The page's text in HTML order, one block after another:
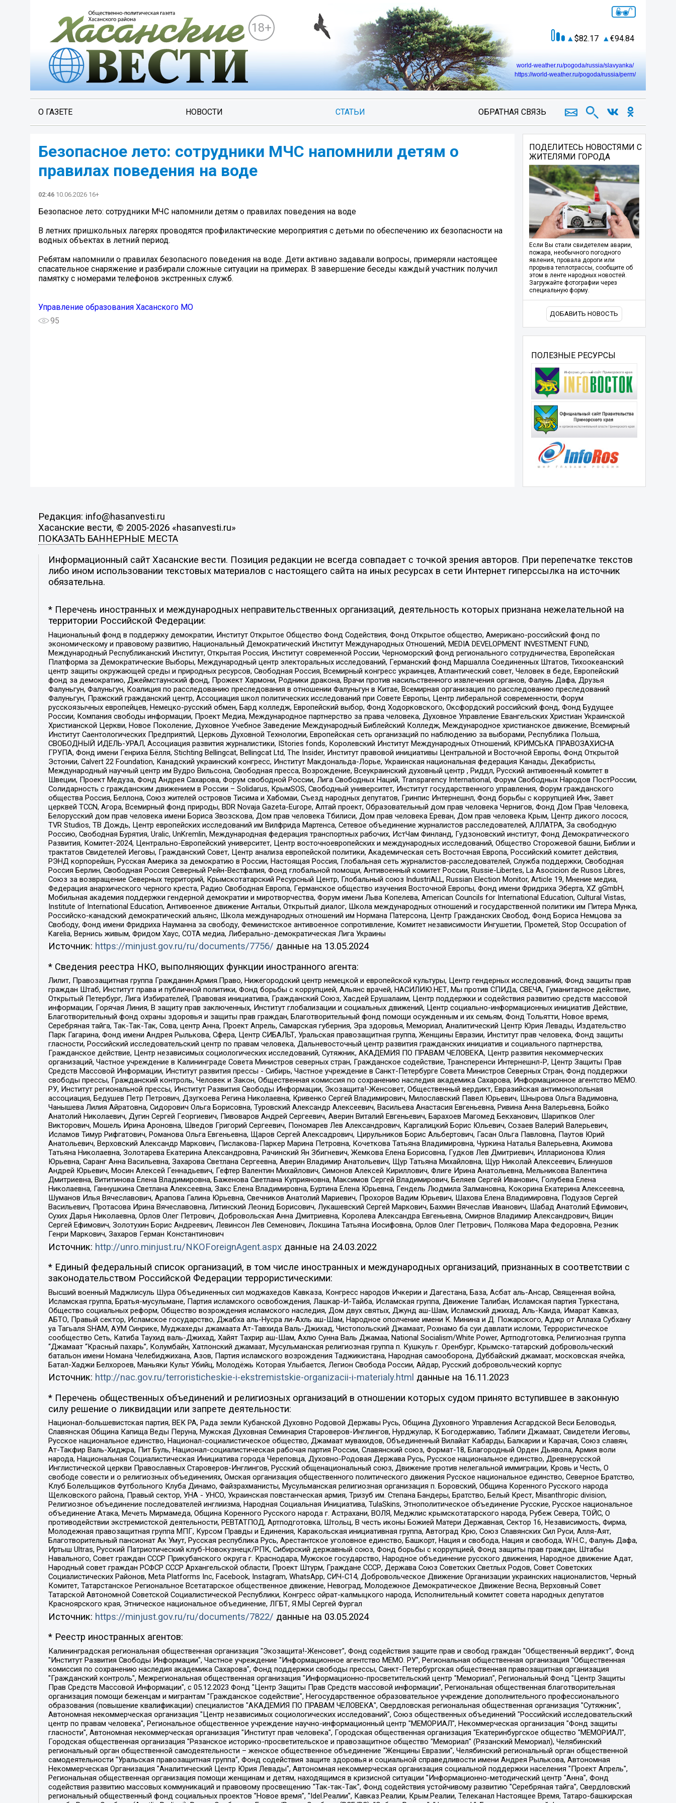
18+
82.17 94.84
world-weather.ru/pogoda/russia/slavyanka/
https://world-weather.ru/pogoda/russia/perm/
О ГАЗЕТЕ НОВОСТИ СТАТЬИ ОБРАТНАЯ СВЯЗЬ
Безопасное лето: сотрудники МЧС напомнили детям о
правилах поведения на воде
02:46 10.06.2026 16+
Безопасное лето: сотрудники МЧС напомнили детям о правилах поведения на воде
В летних пришкольных лагерях проводятся профилактические мероприятия с детьми по обеспечению их безопасности на
водных объектах в летний период.
Ребятам напомнили о правилах безопасного поведения на воде. Дети активно задавали вопросы, примеряли настоящее
спасательное снаряжение и разбирали сложные ситуации на примерах. В завершение беседы каждый участник получил
памятку с номерами телефонов экстренных служб.
Управление образования Хасанского МО
95
ПОДЕЛИТЕСЬ НОВОСТЯМИ С
ЖИТЕЛЯМИ ГОРОДА
Если Вы стали свидетелем аварии,
пожара, необычного погодного
явления, провала дороги или
прорыва теплотрассы, сообщите об
этом в ленте народных новостей.
Загружайте фотографии через
специальную форму.
ДОБАВИТЬ НОВОСТЬ
ПОЛЕЗНЫЕ РЕСУРСЫ
Редакция: info@hasanvesti.ru
Хасанские вести, © 2005-2026 «hasanvesti.ru»
ПОКАЗАТЬ БАННЕРНЫЕ МЕСТА
Информационный сайт Хасанские вести. Позиция редакции не всегда совпадает с точкой зрения авторов. При перепечатке текстов
либо ином использовании текстовых материалов с настоящего сайта на иных ресурсах в сети Интернет гиперссылка на источник
обязательна.
* Перечень иностранных и международных неправительственных организаций, деятельность которых признана нежелательной на
территории Российской Федерации:
Национальный фонд в поддержку демократии, Институт Открытое Общество Фонд Содействия, Фонд Открытое общество, Американо-российский фонд по
экономическому и правовому развитию, Национальный Демократический Институт Международных Отношений, MEDIA DEVELOPMENT INVESTMENT FUND,
Международный Республиканский Институт, Открытая Россия, Институт современной России, Черноморский фонд регионального сотрудничества, Европейская
Платформа за Демократические Выборы, Международный центр электоральных исследований, Германский фонд Маршалла Соединенных Штатов, Тихоокеанский
центр защиты окружающей среды и природных ресурсов, Свободная Россия, Всемирный конгресс украинцев, Атлантический совет, Человек в беде, Европейский
фонд за демократию, Джеймстаунский фонд, Прожект Хармони, Родники дракона, Врачи против насильственного извлечения органов, Фалунь Дафа, Друзья
Фалуньгун, Фалуньгун, Коалиция по расследованию преследования в отношении Фалуньгун в Китае, Всемирная организация по расследованию преследований
Фалуньгун, Пражский гражданский центр, Ассоциация школ политических исследований при Совете Европы, Центр либеральной современности, Форум
русскоязычных европейцев, Немецко-русский обмен, Бард колледж, Европейский выбор, Фонд Ходорковского, Оксфордский российский фонд, Фонд Будущее
России, Компания свободы информации, Проект Медиа, Международное партнерство за права человека, Духовное Управление Евангельских Христиан Украинской
Христианской Церкви, Новое Поколение, Духовное Учебное Заведение Международный Библейский Колледж, Международное христианское движение, Всемирный
Институт Саентологических Предприятий, Церковь Духовной Технологии, Европейская сеть организаций по наблюдению за выборами, Республика Польша,
СВОБОДНЫЙ ИДЕЛЬ-УРАЛ, Ассоциация развития журналистики, IStories fonds, Королевский Институт Международных Отношений, КРИМСЬКА ПРАВОЗАХИСНА
ГРУПА, Фонд имени Генриха Бёлля, Stichting Bellingcat, Bellingcat Ltd, The Insider, Институт правовой инициативы Центральной и Восточной Европы, Фонд Открытой
Эстонии, Calvert 22 Foundation, Канадский украинский конгресс, Институт Макдональда-Лорье, Украинская национальная федерация Канады, Декабристы,
Международный научный центр им Вудро Вильсона, Свободная пресса, Возрождение, Всеукраинский духовный центр , Риддл, Русский антивоенный комитет в
Швеции, Проект Медуза, Фонд Андрея Сахарова, Форум свободной России, Лига Свободных Наций, Transparеncy International, Форум Свободных Народов ПостРоссии,
Солидарность с гражданским движением в России – Solidarus, КрымSOS, Свободный университет, Институт государственного управления, Форум гражданского
общества Россия, Беллона, Союз жителей островов Тисима и Хабомаи, Съезд народных депутатов, Гринпис Интернешнл, Фонд борьбы с коррупцией Инк, Завет
церквей TCCN, Агора, Всемирный фонд природы, BDR Novaja Gazeta-Europe, Алтай проект, Образовательный дом прав человека Чернигов, Фонд Дом Прав Человека,
Белорусский дом прав человека имени Бориса Звозскова, Дом прав человека Тбилиси, Дом прав человека Ереван, Дом прав человека Крым, Центр дикого лосося,
TVR Studios, ТВ Дождь, Центр европейских исследований им Вилфрида Мартенса, Сетевое объединение журналистов расследователей, АЛЛАТРА, За свободную
Россию, Свободная Бурятия, Uralic, UnKremlin, Международная федерация транспортных рабочих, ИстЧам Финланд, Гудзоновский институт, Фонд Демократического
Развития, Комитет-2024, Центрально-Европейский университет, Центр восточноевропейских и международных исследований, Общество Сторожевой башни, Библии и
трактатов Свидетелей Иеговы, Гражданский Совет, Центр анализа европейской политики, Академическая сеть Восточная Европа, Российский комитет действия,
РЭНД корпорейшн, Русская Америка за демократию в России, Настоящая Россия, Глобальная сеть журналистов-расследователей, Служба поддержки, Свободная
Россия Берлин, Свободная Россия Северный Рейн-Вестфалия, Фонд глобальной помощи, Антивоенный комитет России, Russie-Libertes, La Asocicion de Rusos Libres,
Союз за возвращение Северных территорий, Крымскотатарский Ресурсный Центр, Глобальный союз IndustriALL, Russian Election Monitor, Article 19, Мнение медиа,
Федерация анархического черного креста, Радио Свободная Европа, Германское общество изучения Восточной Европы, Фонд имени Фридриха Эберта, XZ gGmbH,
Мобильная академия поддержки гендерной демократии и миротворчества, Форум имени Льва Копелева, American Councils for International Education, Cultural Vistas,
Institute of International Education, Антивоенное движение Антальи, Открытый диалог, Школа международных отношений и государственной политики им Питера Мунка,
Российско-канадский демократический альянс, Школа международных отношений им Нормана Патерсона, Центр Гражданских Свобод, Фонд Бориса Немцова за
Свободу, Фонд имени Фридриха Науманна за свободу, Феминистское антивоенное сопротивление, Комитет независимости Ингушетии, Прометей, Stop Occupation of
Karelia, Вернись живым, Фридом Хаус, СОТА медиа, Либерально-демократическая Лига Украины
Источник: https://minjust.gov.ru/ru/documents/7756/ данные на 13.05.2024
* Сведения реестра НКО, выполняющих функции иностранного агента:
Лилит, Правозащитная группа Гражданин.Армия.Право, Нижегородский центр немецкой и европейской культуры, Центр гендерных исследований, Фонд защиты прав
граждан Штаб, Институт права и публичной политики, Фонд борьбы с коррупцией, Альянс врачей, НАСИЛИЮ.НЕТ, Мы против СПИДа, СВЕЧА, Гуманитарное действие,
Открытый Петербург, Лига Избирателей, Правовая инициатива, Гражданский Союз, Хасдей Ерушалаим, Центр поддержки и содействия развитию средств массовой
информации, Горячая Линия, В защиту прав заключенных, Институт глобализации и социальных движений, Центр социально-информационных инициатив Действие,
Благотворительный фонд охраны здоровья и защиты прав граждан, Благотворительный фонд помощи осужденным и их семьям, Фонд Тольятти, Новое время,
Серебряная тайга, Так-Так-Так, Сова, центр Анна, Проект Апрель, Самарская губерния, Эра здоровья, Мемориал, Аналитический Центр Юрия Левады, Издательство
Парк Гагарина, Фонд имени Андрея Рылькова, Сфера, Центр СИБАЛЬТ, Уральская правозащитная группа, Женщины Евразии, Институт прав человека, Фонд защиты
гласности, Российский исследовательский центр по правам человека, Дальневосточный центр развития гражданских инициатив и социального партнерства,
Гражданское действие, Центр независимых социологических исследований, Сутяжник, АКАДЕМИЯ ПО ПРАВАМ ЧЕЛОВЕКА, Центр развития некоммерческих
организаций, Частное учреждение в Калининграде Совета Министров северных стран, Гражданское содействие, Трансперенси Интернешнл-Р, Центр Защиты Прав
Средств Массовой Информации, Институт развития прессы - Сибирь, Частное учреждение в Санкт-Петербурге Совета Министров Северных Стран, Фонд поддержки
свободы прессы, Гражданский контроль, Человек и Закон, Общественная комиссия по сохранению наследия академика Сахарова, Информационное агентство МЕМО.
РУ, Институт региональной прессы, Институт Развития Свободы Информации, Экозащита!-Женсовет, Общественный вердикт, Евразийская антимонопольная
ассоциация, Бедушев Петр Петрович, Дзугкоева Регина Николаевна, Кривенко Сергей Владимирович, Милославский Павел Юрьевич, Шнырова Ольга Вадимовна,
Чанышева Лилия Айратовна, Сидорович Ольга Борисовна, Туровский Александр Алексеевич, Васильева Анастасия Евгеньевна, Ривина Анна Валерьевна, Бойко
Анатолий Николаевич, Дугин Сергей Георгиевич, Пивоваров Андрей Сергеевич, Аверин Виталий Евгеньевич, Барахоев Магомед Бекханович, Шарипков Олег
Викторович, Мошель Ирина Ароновна, Шведов Григорий Сергеевич, Пономарев Лев Александрович, Каргалицкий Борис Юльевич, Созаев Валерий Валерьевич,
Исламов Тимур Рифгатович, Романова Ольга Евгеньевна, Щаров Сергей Алексадрович, Цирульников Борис Альбертович, Гасан Ольга Павловна, Паутов Юрий
Анатольевич, Верховский Александр Маркович, Пислакова-Паркер Марина Петровна, Кочеткова Татьяна Владимировна, Чуркина Наталья Валерьевна, Акимова
Татьяна Николаевна, Золотарева Екатерина Александровна, Рачинский Ян Збигневич, Жемкова Елена Борисовна, Гудков Лев Дмитриевич, Илларионова Юлия
Юрьевна, Саранг Анна Васильевна, Захарова Светлана Сергеевна, Аверин Владимир Анатольевич, Щур Татьяна Михайловна, Щур Николай Алексеевич, Блинушов
Андрей Юрьевич, Мосин Алексей Геннадьевич, Гефтер Валентин Михайлович, Симонов Алексей Кириллович, Флиге Ирина Анатольевна, Мельникова Валентина
Дмитриевна, Вититинова Елена Владимировна, Баженова Светлана Куприяновна, Максимов Сергей Владимирович, Беляев Сергей Иванович, Голубева Елена
Николаевна, Ганнушкина Светлана Алексеевна, Закс Елена Владимировна, Буртина Елена Юрьевна, Гендель Людмила Залмановна, Кокорина Екатерина Алексеевна,
Шуманов Илья Вячеславович, Арапова Галина Юрьевна, Свечников Анатолий Мариевич, Прохоров Вадим Юрьевич, Шахова Елена Владимировна, Подузов Сергей
Васильевич, Протасова Ирина Вячеславовна, Литинский Леонид Борисович, Лукашевский Сергей Маркович, Бахмин Вячеслав Иванович, Шабад Анатолий Ефимович,
Сухих Дарья Николаевна, Орлов Олег Петрович, Добровольская Анна Дмитриевна, Королева Александра Евгеньевна, Смирнов Владимир Александрович, Вицин
Сергей Ефимович, Золотухин Борис Андреевич, Левинсон Лев Семенович, Локшина Татьяна Иосифовна, Орлов Олег Петрович, Полякова Мара Федоровна, Резник
Генри Маркович, Захаров Герман Константинович
Источник: http://unro.minjust.ru/NKOForeignAgent.aspxданные на 24.03.2022
* Единый федеральный список организаций, в том числе иностранных и международных организаций, признанных в соответствии с
законодательством Российской Федерации террористическими:
Высший военный Маджлисуль Шура Объединенных сил моджахедов Кавказа, Конгресс народов Ичкерии и Дагестана, База, Асбат аль-Ансар, Священная война,
Исламская группа, Братья-мусульмане, Партия исламского освобождения, Лашкар-И-Тайба, Исламская группа, Движение Талибан, Исламская партия Туркестана,
Общество социальных реформ, Общество возрождения исламского наследия, Дом двух святых, Джунд аш-Шам, Исламский джихад, Аль-Каида, Имарат Кавказ,
АБТО, Правый сектор, Исламское государство, Джабха аль-Нусра ли-Ахль аш-Шам, Народное ополчение имени К. Минина и Д. Пожарского, Аджр от Аллаха Субхану
уа Тагьаля SHAM, АУМ Синрике, Муджахеды джамаата Ат-Тавхида Валь-Джихад, Чистопольский Джамаат, Рохнамо ба суи давлати исломи, Террористическое
сообщество Сеть, Катиба Таухид валь-Джихад, Хайят Тахрир аш-Шам, Ахлю Сунна Валь Джамаа, National Socialism/White Power, Артподготовка, Религиозная группа
“Джамаат “Красный пахарь”, Колумбайн, Хатлонский джамаат, Мусульманская религиозная группа п. Кушкуль г. Оренбург, Крымско-татарский добровольческий
батальон имени Номана Челебиджихана, Азов, Партия исламского возрождения Таджикистана, Народная самооборона, Дуббайский джамаат, московская ячейка,
Батал-Хаджи Белхороев, Маньяки Культ Убийц, Молодёжь Которая Улыбается, Легион Свобода России, Айдар, Русский добровольческий корпус
Источник: http://nac.gov.ru/terroristicheskie-i-ekstremistskie-organizacii-i-materialy.html данные на 16.11.2023
* Перечень общественных объединений и религиозных организаций в отношении которых судом принято вступившее в законную
силу решение о ликвидации или запрете деятельности:
Национал-большевистская партия, ВЕК РА, Рада земли Кубанской Духовно Родовой Державы Русь, Община Духовного Управления Асгардской Веси Беловодья,
Славянская Община Капища Веды Перуна, Мужская Духовная Семинария Староверов-Инглингов, Нурджулар, К Богодержавию, Таблиги Джамаат, Свидетели Иеговы,
Русское национальное единство, Национал-социалистическое общество, Джамаат мувахидов, Объединенный Вилайат Кабарды, Балкарии и Карачая, Союз славян,
Ат-Такфир Валь-Хиджра, Пит Буль, Национал-социалистическая рабочая партия России, Славянский союз, Формат-18, Благородный Орден Дьявола, Армия воли
народа, Национальная Социалистическая Инициатива города Череповца, Духовно-Родовая Держава Русь, Русское национальное единство, Древнерусской
Инглистической церкви Православных Староверов-Инглингов, Русский общенациональный союз, Движение против нелегальной иммиграции, Кровь и Честь, О
свободе совести и о религиозных объединениях, Омская организация общественного политического движения Русское национальное единство, Северное Братство,
Клуб Болельщиков Футбольного Клуба Динамо, Файзрахманисты, Мусульманская религиозная организация п. Боровский, Община Коренного Русского народа
Щелковского района, Правый сектор, УНА - УНСО, Украинская повстанческая армия, Тризуб им. Степана Бандеры, Братство, Белый Крест, Misanthropic division,
Религиозное объединение последователей инглиизма, Народная Социальная Инициатива, TulaSkins, Этнополитическое объединение Русские, Русское национальное
объединение Атака, Мечеть Мирмамеда, Община Коренного Русского народа г. Астрахани, ВОЛЯ, Меджлис крымскотатарского народа, Рубеж Севера, ТОЙС, О
противодействии экстремистской деятельности, РЕВТАТПОД, Артподготовка, Штольц, В честь иконы Божией Матери Державная, Сектор 16, Независимость, Фирма,
Молодежная правозащитная группа МПГ, Курсом Правды и Единения, Каракольская инициативная группа, Автоград Крю, Союз Славянских Сил Руси, Алля-Аят,
Благотворительный пансионат Ак Умут, Русская республика Русь, Арестантское уголовное единство, Башкорт, Нация и свобода, Нация и свобода, W.H.С., Фалунь Дафа,
Иртыш Ultras, Русский Патриотический клуб-Новокузнецк/РПК, Сибирский державный союз, Фонд борьбы с коррупцией, Фонд защиты прав граждан, Штабы
Навального, Совет граждан СССР Прикубанского округа г. Краснодара, Мужское государство, Народное объединение русского движения, Народное движение Адат,
Народный совет граждан РСФСР СССР Архангельской области, Проект Штурм, Граждане СССР, Держава Союз Советских Светлых Родов, Совет Советских
Социалистических Районов, Meta Platforms Inc, Facebook, Instagram, WhatsApp, СИЧ-С14, Добровольческое Движение Организации украинских националистов, Черный
Комитет, Татарстанское Региональное Всетатарское общественное движение, Невоград, Молодежное Демократическое Движение Весна, Верховный Совет
Татарской Автономной Советской Социалистической Республики, Конгресс ойрат-калмыцкого народа, Исполнительный комитет совета народных депутатов
Красноярского края, Этническое национальное объединение, ЛГБТ, Я.МЫ Сергей Фургал
Источник: https://minjust.gov.ru/ru/documents/7822/ данные на 03.05.2024
* Реестр иностранных агентов:
Калининградская региональная общественная организация "Экозащита!-Женсовет", Фонд содействия защите прав и свобод граждан "Общественный вердикт", Фонд "Институт Развития Свободы Информации", Частное учреждение "Информационное агентство МЕМО. РУ", Региональная общественная организация "Общественная комиссия по сохранению наследия академика Сахарова", Фонд поддержки свободы прессы, Санкт-Петербургская общественная правозащитная организация "Гражданский контроль", Межрегиональная общественная организация "Информационно-просветительский центр "Мемориал", Региональный Фонд "Центр Защиты Прав Средств Массовой Информации", с 05.12.2023 Фонд "Центр Защиты Прав Средств массовой информации", Региональная общественная благотворительная организация помощи беженцам и мигрантам "Гражданское содействие", Негосударственное образовательное учреждение дополнительного профессионального образования (повышение квалификации) специалистов "АКАДЕМИЯ ПО ПРАВАМ ЧЕЛОВЕКА", Свердловская региональная общественная организация "Сутяжник", Автономная некоммерческая организация "Центр независимых социологических исследований", Союз общественных объединений "Российский исследовательский центр по правам человека", Региональное общественное учреждение научно-информационный центр "МЕМОРИАЛ", Некоммерческая организация "Фонд защиты гласности", Автономная некоммерческая организация "Институт прав человека", Городская общественная организация "Екатеринбургское общество "МЕМОРИАЛ", Городская общественная организация "Рязанское историко-просветительское и правозащитное общество "Мемориал" (Рязанский Мемориал), Челябинский региональный орган общественной самодеятельности – женское общественное объединение "Женщины Евразии", Челябинский региональный орган общественной самодеятельности "Уральская правозащитная группа", Фонд содействия защите здоровья и социальной справедливости имени Андрея Рылькова, Автономная Некоммерческая Организация "Аналитический Центр Юрия Левады", Автономная некоммерческая организация социальной поддержки населения "Проект Апрель", Региональная общественная организация помощи женщинам и детям, находящимся в кризисной ситуации "Информационно-методический центр "Анна", Фонд содействия развитию массовых коммуникаций и правовому просвещению "Так-так-Так", Фонд содействия устойчивому развитию "Серебряная тайга", Свердловский региональный общественный фонд социальных проектов "Новое время", "Idel.Реалии", Кавказ.Реалии, Крым.Реалии, Телеканал Настоящее Время, Татаро-башкирская служба Радио Свобода (Azatliq Radiosi), Радио Свободная Европа/Радио Свобода (PCE/PC), "Сибирь.Реалии", "Фактограф", Благотворительный фонд помощи осужденным и их семьям, Автономная некоммерческая организация "Институт глобализации и социальных движений", Фонд "В защиту прав заключенных", Частное учреждение "Центр поддержки и содействия развитию средств массовой информации", Пензенский региональный общественный благотворительный фонд "Гражданский союз", "Север.Реалии", Некоммерческая организация Фонд "Правовая инициатива", Общество с ограниченной ответственностью "Радио Свободная Европа/Радио Свобода", Чешское информационное агентство "MEDIUM-ORIENT", Красноярская региональная общественная организация "Мы против СПИДа", Камалягин Денис Николаевич, Маркелов Сергей Евгеньевич, Пономарев Лев Александрович, Савицкая Людмила Алексеевна, Автономная некоммерческая организация "Центр по работе с проблемой насилия "НАСИЛИЮ.НЕТ", Межрегиональный профессиональный союз работников здравоохранения "Альянс врачей", Юридическое лицо, зарегистрированное в Латвийской Республике, SIA "Medusa Project" (регистрационный номер 40103797863, дата регистрации 10.06.2014), Некоммерческая организация "Фонд по борьбе с коррупцией", Автономная некоммерческая организация "Институт права и публичной политики", Баданин Роман Сергеевич, Гликин Максим Александрович, Железнова Мария Михайловна, Лукьянова Юлия Сергеевна, Маетная Елизавета Витальевна, Маняхин Петр Борисович, Чуракова Ольга Владимировна, Ярош Юлия Петровна, Юридическое лицо "The Insider SIA", зарегистрированное в Риге, Латвийская Республика (дата регистрации 26.06.2015), являющееся администратором доменного имени интернет-издания "The Insider SIA", https://theins.ru, Постернак Алексей Евгеньевич, Рубин Михаил Аркадьевич, Анин Роман Александрович, Юридическое лицо Istories fonds, зарегистрированное в Латвийской Республике (регистрационный номер 50008295751, дата регистрации 24.02.2020), Великовский Дмитрий Александрович, Долинина Ирина Николаевна, Мароховская Алеся Алексеевна, Шлейнов Роман Юрьевич, Шмагун Олеся Валентиновна, Общество с ограниченной ответственностью "Альтаир 2021", Общество с ограниченной ответственностью "Вега 2021", Общество с ограниченной ответственностью "Главный редактор 2021", Общество с ограниченной ответственностью "Ромашки монолит", Важенков Артем Валерьевич, Ивановская областная общественная организация "Центр гендерных исследований", Гурман Юрий Альбертович, Медиапроект "ОВД-Инфо", Егоров Владимир Владимирович, Жилинский Владимир Александрович, Общество с ограниченной ответственностью "ЗП", Иванова София Юрьевна, Карезина Инна Павловна, Кильтау Екатерина Викторовна, Петров Алексей Викторович, Пискунов Сергей Евгеньевич, Смирнов Сергей Сергеевич, Тихонов Михаил Сергеевич, Общество с ограниченной ответственностью "ЖУРНАЛИСТ-ИНОСТРАННЫЙ АГЕНТ", Арапова Галина Юрьевна, Вольтская Татьяна Анатольевна, Американская компания "Mason G.E.S. Anonymous Foundation" (США), являющаяся владельцем интернет-издания https://mnews.world/, Компания "Stichting Bellingcat", зарегистрированная в Нидерландах (дата регистрации 11.07.2018), Захаров Андрей Вячеславович, Клепиковская Екатерина Дмитриевна, Общество с ограниченной ответственностью "МЕМО", Перл Роман Александрович, Симонов Евгений Алексеевич, Соловьева Елена Анатольевна, Сотников Даниил Владимирович, Сурначева Елизавета Дмитриевна, Автономная некоммерческая организация по защите прав человека и информированию населения "Якутия – Наше Мнение", Общество с ограниченной ответственностью "Москоу диджитал медиа", с 26.01.2023 Общество с ограниченной ответственностью "Чайка Белые сады", Ветошкина Валерия Валерьевна, Заговора Максим Александрович, Межрегиональное общественное движение "Российская ЛГБТ - сеть", Оленичев Максим Владимирович, Павлов Иван Юрьевич, Скворцова Елена Сергеевна, Общество с ограниченной ответственностью "Как бы инагент", Кочетков Игорь Викторович, Общество с ограниченной ответственностью "Честные выборы", Еланчик Олег Александрович, Общество с ограниченной ответственностью "Нобелевский призыв", Гималова Регина Эмилевна, Григорьев Андрей Валерьевич, Григорьева Алина Александровна, Ассоциация по содействию защите прав призывников, альтернативнослужащих и военнослужащих "Правозащитная группа "Гражданин.Армия.Право", Хисамова Регина Фаритовна, Автономная некоммерческая организация по реализации социально-правовых программ "Лилит", Дальневосточное общественное движение "Маяк", Санкт-Петербургская ЛГБТ-инициативная группа "Выход", Инициативная группа ЛГБТ+ "Реверс", Алексеев Андрей Викторович, Бекбулатова Таисия Львовна, Беляев Иван Михайлович, Владыкина Елена Сергеевна, Гельман Марат Александрович, Никульшина Вероника Юрьевна, Толоконникова Надежда Андреевна, Шендерович Виктор Анатольевич, Общество с ограниченной ответственностью "Данное сообщение", Общество с ограниченной ответственностью Издательский дом "Новая глава", Айнбиндер Александра Александровна, Московский комьюнити-центр для ЛГБТ+инициатив, Благотворительный фонд развития филантропии, Deutsche Welle (Германия, Kurt-Schumacher-Strasse 3, 53113 Bonn), Борзунова Мария Михайловна, Воробьев Виктор Викторович, Голубева Анна Львовна, Константинова Алла Михайловна, Малкова Ирина Владимировна, Мурадов Мурад Абдулгалимович, Осетинская Елизавета Николаевна, Понасенков Евгений Николаевич, Ганапольский Матвей Юрьевич, Киселев Евгений Алексеевич, Борухович Ирина Григорьевна, Дремин Иван Тимофеевич, Дубровский Дмитрий Викторович, Красноярская региональная общественная организация поддержки и развития альтернативных образовательных технологий и межкультурных коммуникаций "ИНТЕРРА", Маяковская Екатерина Алексеевна, Фейгин Марк Захарович, Филимонов Андрей Викторович, Дзугкоева Регина Николаевна, Доброхотов Роман Александрович, Дудь Юрий Александрович, Елкин Сергей Владимирович, Кругликов Кирилл Игоревич, Сабунаева Мария Леонидовна, Семенов Алексей Владимирович, Шаинян Карен Багратович, Шульман Екатерина Михайловна, Асафьев Артур Валерьевич, Вахштайн Виктор Семенович, Венедиктов Алексей Алексеевич, Лушникова Екатерина Евгеньевна, Волков Леонид Михайлович, Невзоров Александр Глебович, Пархоменко Сергей Борисович, Сироткин Ярослав Николаевич, Кара-Мурза Владимир Владимирович, Баранова Наталья Владимировна, Гозман Леонид Яковлевич, Кагарлицкий Борис Юльевич, Климарев Михаил Валерьевич, Милов Владимир Станиславович, Автономная некоммерческая организация Краснодарский центр современного искусства "Типография", Моргенштерн Алишер Тагирович, Соболь Любовь Эдуардовна, Общество с ограниченной ответственностью "ЛИЗА НОРМ", Каспаров Гарри Кимович, Ходорковский Михаил Борисович, Общество с ограниченной ответственностью "Апрельские тезисы", Данилович Ирина Брониславовна, Кашин Олег Владимирович, Петров Николай Владимирович, Пивоваров Алексей Владимирович, Соколов Михаил Владимирович, Цветкова Юлия Владимировна, Чичваркин Евгений Александрович, Комитет против пыток/Команда против пыток, Общество с ограниченной ответственностью "Первый научный", Общество с ограниченной ответственностью "Вертолет и ко", Белоцерковская Вероника Борисовна, Кац Максим Евгеньевич, Лазарева Татьяна Юрьевна, Шаведдинов Руслан Табризович, Яшин Илья Валерьевич, Общество с ограниченной ответственностью "Иноагент ААВ", Алешковский Дмитрий Петрович, Альбац Евгения Марковна, Быков Дмитрий Львович, Галямина Юлия Евгеньевна, Лойко Сергей Леонидович, Мартынов Кирилл Константинович, Медведев Сергей Александрович, Крашенинников Федор Геннадиевич, Гордеева Катерина Вл